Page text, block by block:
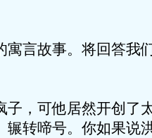
言故事。将回答我
，可他居然开创了
转啼号。你如果说